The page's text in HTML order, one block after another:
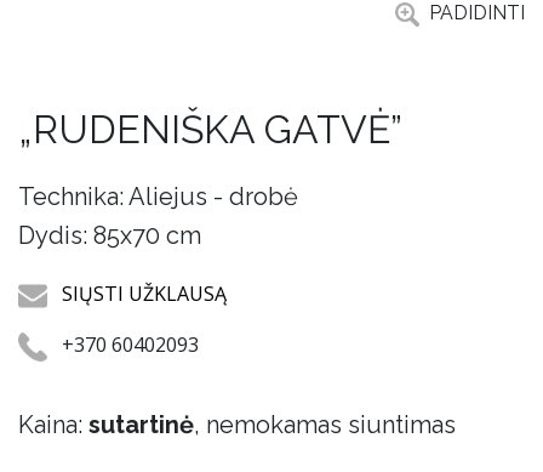
PADIDINTI
„RUDENIŠKA GATVĖ”
Technika: Aliejus - drobė
Dydis: 85x70 cm
SIŲSTI UŽKLAUSĄ
+370 60402093
Kaina: sutartinė, nemokamas siuntimas